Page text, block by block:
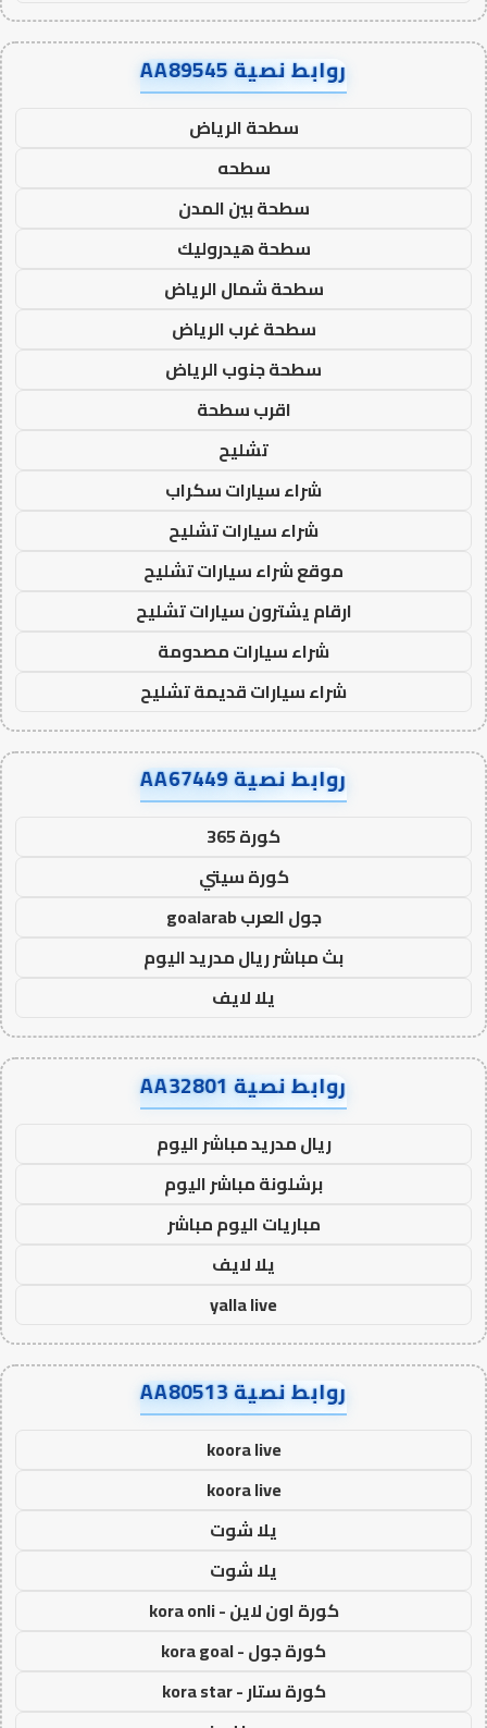
روابط نصية AA89545
سطحة الرياض
سطحه
سطحة بين المدن
سطحة هيدروليك
سطحة شمال الرياض
سطحة غرب الرياض
سطحة جنوب الرياض
اقرب سطحة
تشليح
شراء سيارات سكراب
شراء سيارات تشليح
موقع شراء سيارات تشليح
ارقام يشترون سيارات تشليح
شراء سيارات مصدومة
شراء سيارات قديمة تشليح
روابط نصية AA67449
كورة 365
كورة سيتي
جول العرب goalarab
بث مباشر ريال مدريد اليوم
يلا لايف
روابط نصية AA32801
ريال مدريد مباشر اليوم
برشلونة مباشر اليوم
مباريات اليوم مباشر
يلا لايف
yalla live
روابط نصية AA80513
koora live
koora live
يلا شوت
يلا شوت
كورة اون لاين - kora onli
كورة جول - kora goal
كورة ستار - kora star